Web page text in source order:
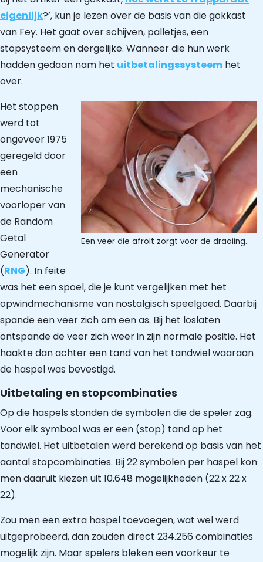
eigenlijk?’, kun je lezen over de basis van die gokkast
van Fey. Het gaat over schijven, palletjes, een
stopsysteem en dergelijke. Wanneer die hun werk
hadden gedaan nam het uitbetalingssysteem het
over.
Een veer die afrolt zorgt voor de draaiing.
Het stoppen
werd tot
ongeveer 1975
geregeld door
een
mechanische
voorloper van
de Random
Getal
Generator
(RNG). In feite
was het een spoel, die je kunt vergelijken met het
opwindmechanisme van nostalgisch speelgoed. Daarbij
spande een veer zich om een as. Bij het loslaten
ontspande de veer zich weer in zijn normale positie. Het
haakte dan achter een tand van het tandwiel waaraan
de haspel was bevestigd.
Uitbetaling en stopcombinaties
Op die haspels stonden de symbolen die de speler zag.
Voor elk symbool was er een (stop) tand op het
tandwiel. Het uitbetalen werd berekend op basis van het
aantal stopcombinaties. Bij 22 symbolen per haspel kon
men daaruit kiezen uit 10.648 mogelijkheden (22 x 22 x
22).
Zou men een extra haspel toevoegen, wat wel werd
uitgeprobeerd, dan zouden direct 234.256 combinaties
mogelijk zijn. Maar spelers bleken een voorkeur te